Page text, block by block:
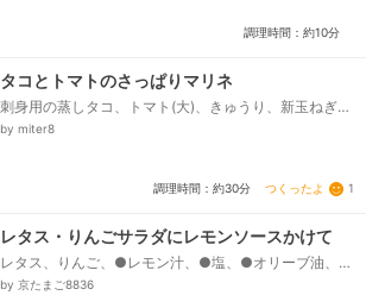
調理時間：約10分
タコとトマトのさっぱりマリネ
刺身用の蒸しタコ、トマト(大)、きゅうり、新玉ねぎ、
オリーブオイル、酢、レモン汁、にんにくチューブ、
by miter8
調理時間：約30分 つくったよ 1
レタス・りんごサラダにレモンソースかけて
レタス、りんご、●レモン汁、●塩、●オリーブ油、●
黒こしょう
by 京たまご8836